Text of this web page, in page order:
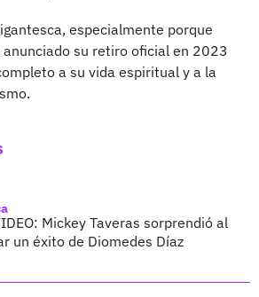
especialmente porque
anunciado su retiro oficial en 2023
a su vida espiritual y a la
Mickey Taveras sorprendió al
un éxito de Diomedes Díaz